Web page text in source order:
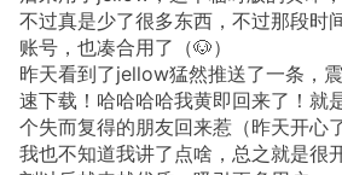
不过真是少了很多东西，不过那段时
账号，也凑合用了（🐶）
昨天看到了jellow猛然推送了一条，
速下载！哈哈哈哈我黄即回来了！就
个失而复得的朋友回来惹（昨天开心
我也不知道我讲了点啥，总之就是很